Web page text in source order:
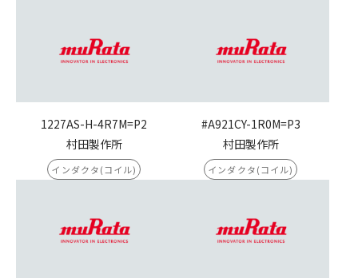
1227AS-H-4R7M=P2
村田製作所
インダクタ(コイル)
#A921CY-1R0M=P3
村田製作所
インダクタ(コイル)